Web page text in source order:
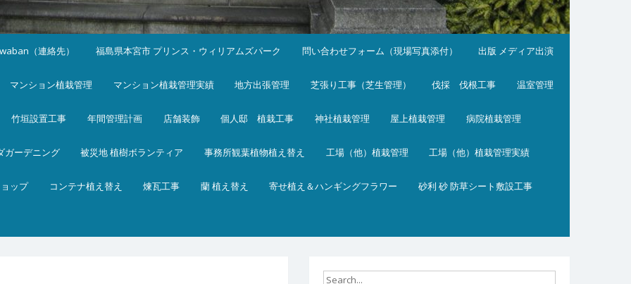
（連絡先） 福島県本宮市 プリンス・ウィリアムズパーク 問い合わせフォーム（現場写真添付） 出版 メディア出演
マンション植栽管理 マンション植栽管理実績 地方出張管理 芝張り工事（芝生管理） 伐採 伐根工事 温室管理
竹垣設置工事 年間管理計画 店舗装飾 個人邸 植栽工事 神社植栽管理 屋上植栽管理 病院植栽管理
ガーデニング 被災地 植樹ボランティア 事務所観葉植物植え替え 工場（他）植栽管理 工場（他）植栽管理実績
ップ コンテナ植え替え 煉瓦工事 蘭 植え替え 寄せ植え＆ハンギングフラワー 砂利 砂 防草シート敷設工事